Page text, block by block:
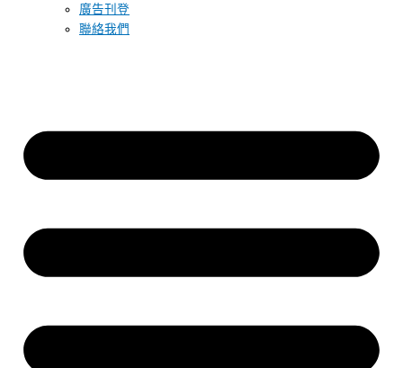
廣告刊登
聯絡我們